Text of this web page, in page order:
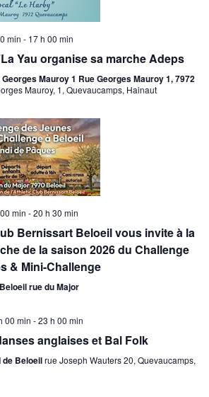
min - 17 h 00 min
Yau organise sa marche Adeps
Georges Mauroy 1 Rue Georges Mauroy 1, 7972
Mauroy, 1, Quevaucamps, Hainaut
min -20 h 30 min
Bernissart Beloeil vous invite à la
de la saison 2026 du Challenge
& Mini-Challenge
rue du Major
00 min -23 h 00 min
anglaises et Bal Folk
Beloeilrue Joseph Wauters 20, Quevaucamps,